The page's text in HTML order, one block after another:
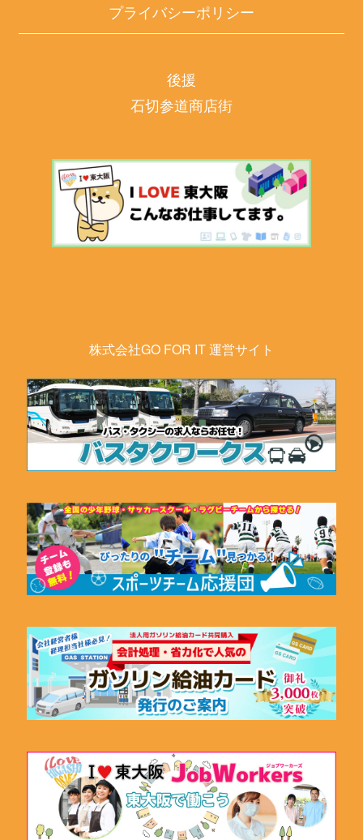
プライバシーポリシー
後援
石切参道商店街
株式会社GO FOR IT 運営サイト